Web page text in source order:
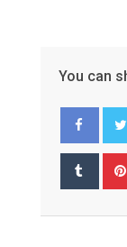
You can
Tumblr